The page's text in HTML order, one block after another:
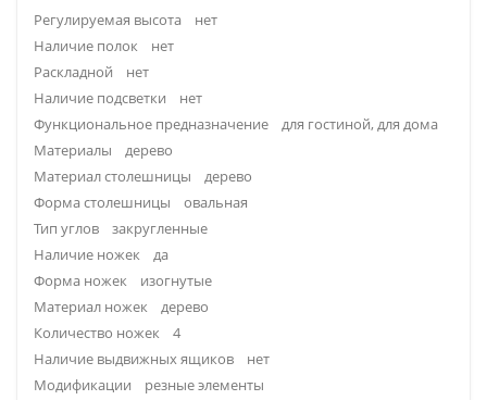
Регулируемая высота нет
Наличие полок нет
Раскладной нет
Наличие подсветки нет
Функциональное предназначение для гостиной, для дома
Материалы дерево
Материал столешницы дерево
Форма столешницы овальная
Тип углов закругленные
Наличие ножек да
Форма ножек изогнутые
Материал ножек дерево
Количество ножек 4
Наличие выдвижных ящиков нет
Модификации резные элементы